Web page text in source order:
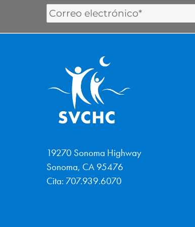
Email
Address
19270 Sonoma Highway
Sonoma, CA 95476
Cita: 707.939.6070